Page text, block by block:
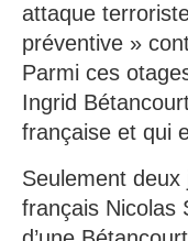
attaque
préventive »
Parmi ces
Ingrid
française et qui
Seulement
français Nicolas